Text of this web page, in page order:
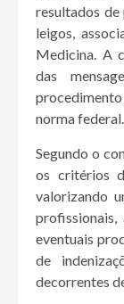
resultados
leigos,
Medicina. A
das
procedimento
norma federal.
Segundo o
os critérios
valorizando
eventuais
de
decorrentes